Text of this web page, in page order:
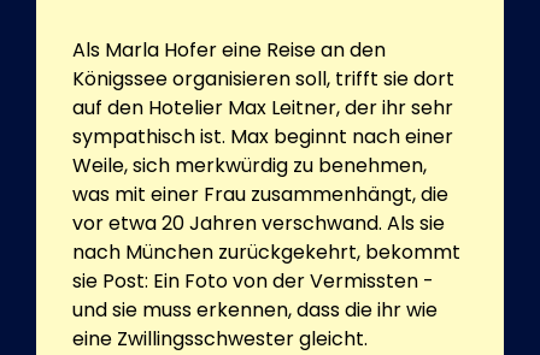
Als Marla Hofer eine Reise an den
Königssee organisieren soll, trifft sie dort
auf den Hotelier Max Leitner, der ihr sehr
sympathisch ist. Max beginnt nach einer
Weile, sich merkwürdig zu benehmen,
was mit einer Frau zusammenhängt, die
vor etwa 20 Jahren verschwand. Als sie
nach München zurückgekehrt, bekommt
sie Post: Ein Foto von der Vermissten -
und sie muss erkennen, dass die ihr wie
eine Zwillingsschwester gleicht.